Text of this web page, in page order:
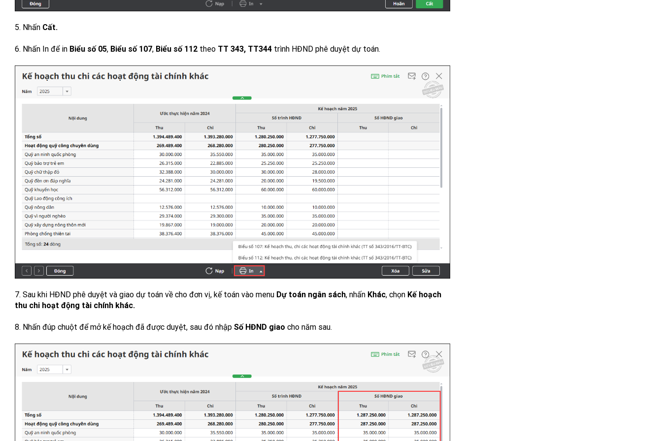
5. Nhấn Cất.
6. Nhấn In để in Biểu số 05, Biểu số 107, Biểu số 112 theo TT 343, TT344 trình HĐND phê duyệt dự toán.
7. Sau khi HĐND phê duyệt và giao dự toán về cho đơn vị, kế toán vào menu Dự toán ngân sách, nhấn Khác, chọn Kế hoạch
thu chi hoạt động tài chính khác.
8. Nhấn đúp chuột để mở kế hoạch đã được duyệt, sau đó nhập Số HĐND giao cho năm sau.